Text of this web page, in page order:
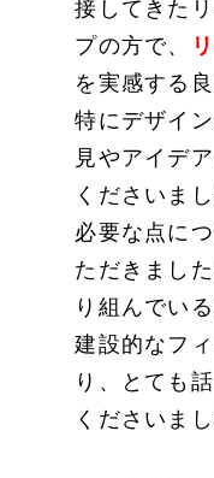
接してきた
プの方で、
を実感する
特にデザイ
見やアイデ
くださいま
必要な点に
ただきまし
り組んでい
建設的なフ
り、とても
くださいまし